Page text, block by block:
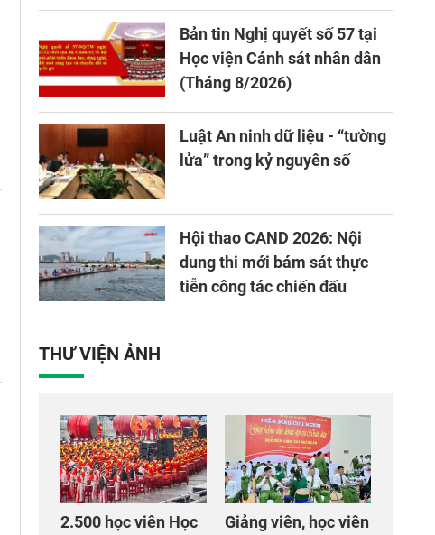
và ứng dụng khoa học công nghệ, đổi mới sáng
tạo và chuyển đổi số.Bản tin Nghị quyết số 57 tại
Học viện Cảnh sát nhân dân
(Tháng 8/2026)
Luật An ninh dữ liệu - “tường
lửa” trong kỷ nguyên số
Hội thao CAND 2026: Nội
dung thi mới bám sát thực
tiễn công tác chiến đấu
THƯ VIỆN ẢNH
2.500 học viên Học
Giảng viên, học viên